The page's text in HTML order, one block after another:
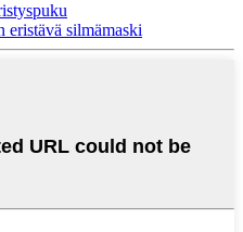
eristävä silmämaski